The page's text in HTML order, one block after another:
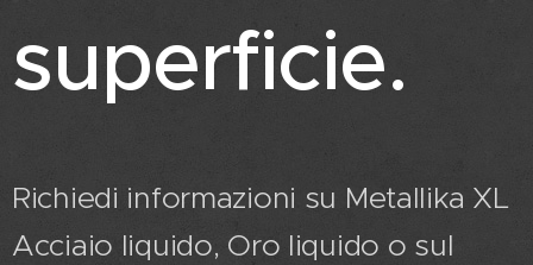
superficie.
Richiedi informazioni su Metallika XL
Acciaio liquido, Oro liquido o sul